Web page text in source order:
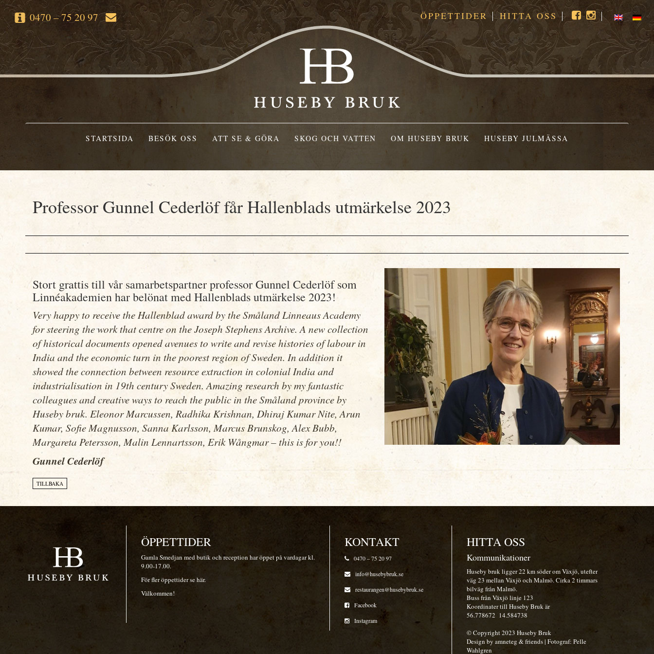
0470 – 75 20 97 ÖPPETTIDER HITTA OSS
STARTSIDA BESÖK OSS ATT SE & GÖRA SKOG OCH VATTEN OM HUSEBY BRUK HUSEBY JULMÄSSA
Professor Gunnel Cederlöf får Hallenblads utmärkelse 2023
Stort grattis till vår samarbetspartner professor Gunnel Cederlöf som
Linnéakademien har belönat med Hallenblads utmärkelse 2023!
Very happy to receive the Hallenblad award by the Småland Linneaus Academy
for steering the work that centre on the Joseph Stephens Archive. A new collection
of historical documents opened avenues to write and revise histories of labour in
India and the economic turn in the poorest region of Sweden. In addition it
showed the connection between resource extraction in colonial India and
industrialisation in 19th century Sweden. Amazing research by my fantastic
colleagues and creative ways to reach the public in the Småland province by
Huseby bruk. Eleonor Marcussen, Radhika Krishnan, Dhiraj Kumar Nite, Arun
Kumar, Sofie Magnusson, Sanna Karlsson, Marcus Brunskog, Alex Bubb,
Margareta Petersson, Malin Lennartsson, Erik Wångmar – this is for you!!
Gunnel Cederlöf
ÖPPETTIDER
Gamla Smedjan med butik och reception har öppet på vardagar kl.
9.00-17.00.
För fler öppettider sehär.
Välkommen!
KONTAKT
0470 – 75 20 97
info@husebybruk.se
restaurangen@husebybruk.se
Facebook
Instagram
HITTA OSS
Kommunikationer
Huseby bruk ligger 22 km söder om Växjö, utefter
väg 23 mellan Växjö och Malmö. Cirka 2 timmars
bilväg från Malmö.
Buss från Växjö linje 123
Koordinater till Huseby Bruk är
56.778672 14.584738
© Copyright 2023 Huseby Bruk
Design by amneteg & friends| Fotograf: Pelle
Wahlgren